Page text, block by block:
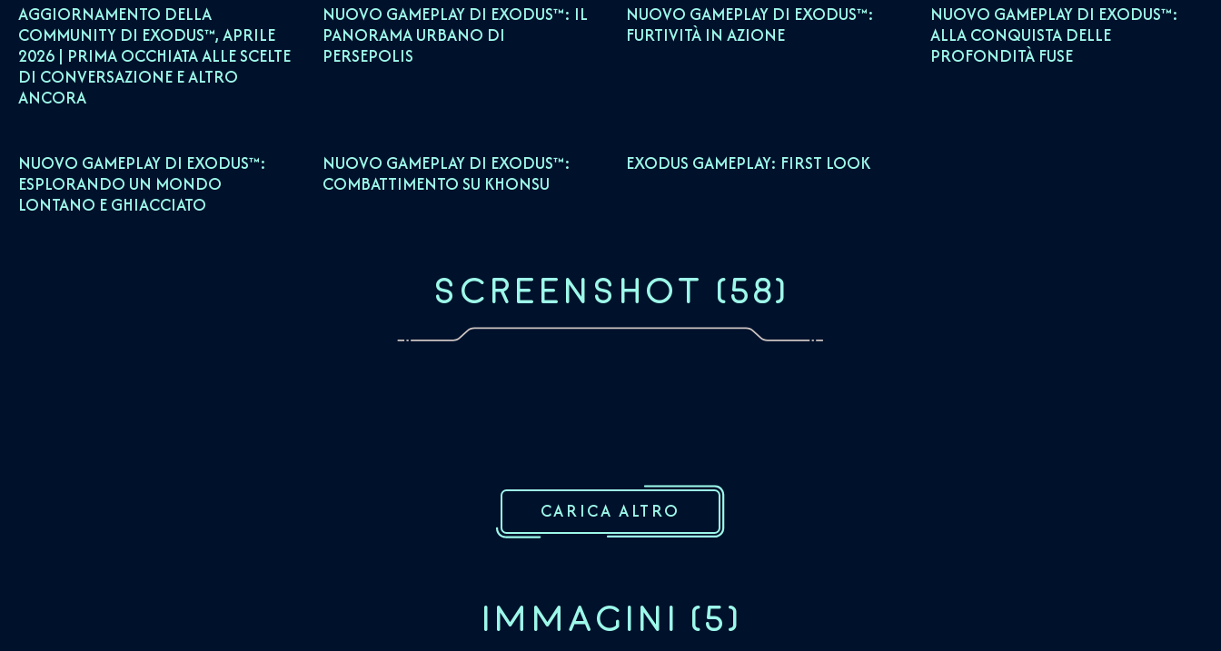
AGGIORNAMENTO DELLA
COMMUNITY DI EXODUS™, APRILE
2026 | PRIMA OCCHIATA ALLE SCELTE
DI CONVERSAZIONE E ALTRO
ANCORA
NUOVO GAMEPLAY DI EXODUS™: IL
PANORAMA URBANO DI
PERSEPOLIS
NUOVO GAMEPLAY DI EXODUS™:
FURTIVITÀ IN AZIONE
NUOVO GAMEPLAY DI EXODUS™:
ALLA CONQUISTA DELLE
PROFONDITÀ FUSE
NUOVO GAMEPLAY DI EXODUS™:
ESPLORANDO UN MONDO
LONTANO E GHIACCIATO
NUOVO GAMEPLAY DI EXODUS™:
COMBATTIMENTO SU KHONSU
EXODUS GAMEPLAY: FIRST LOOK
SCREENSHOT (58)
CARICA ALTRO
IMMAGINI (5)